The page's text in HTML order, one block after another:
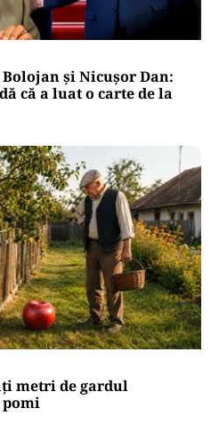
și Nicușor Dan:
că a luat o carte de la
metri de gardul